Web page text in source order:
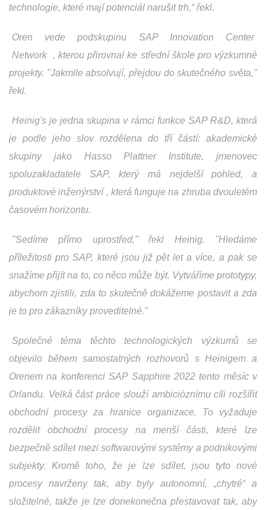
technologie, které mají potenciál narušit trh,“ řekl.
Oren vede podskupinu SAP Innovation Center
Network
, kterou přirovnal ke střední škole pro výzkumné
projekty. "Jakmile absolvují, přejdou do skutečného světa,"
řekl.
Heinig's je jedna skupina v rámci funkce SAP R&D, která
je podle jeho slov rozdělena do tří částí: akademické
skupiny jako Hasso Plattner Institute, jmenovec
spoluzakladatele SAP, který má nejdelší pohled, a
produktové inženýrství , která funguje na zhruba dvouletém
časovém horizontu.
"Sedíme přímo uprostřed," řekl Heinig. "Hledáme
příležitosti pro SAP, které jsou již pět let a více, a pak se
snažíme přijít na to, co něco může být. Vytváříme prototypy,
abychom zjistili, zda to skutečně dokážeme postavit a zda
je to pro zákazníky proveditelné."
Společné téma těchto technologických výzkumů se
objevilo během samostatných rozhovorů s Heinigem a
Orenem na konferenci SAP Sapphire 2022 tento měsíc v
Orlandu. Velká část práce slouží ambicióznímu cíli rozšířit
obchodní procesy za hranice organizace. To vyžaduje
rozdělit obchodní procesy na menší části, které lze
bezpečně sdílet mezi softwarovými systémy a podnikovými
subjekty. Kromě toho, že je lze sdílet, jsou tyto nové
procesy navrženy tak, aby byly autonomní, „chytré“ a
složitelné, takže je lze donekonečna přestavovat tak, aby